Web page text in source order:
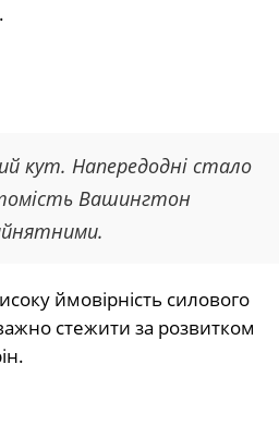
кут. Напередодні стало
Вашингтон
ймовірність силового
стежити за розвитком